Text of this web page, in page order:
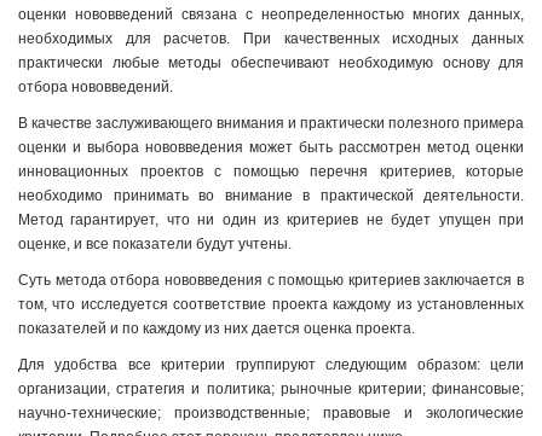
оценки нововведений связана с неопределенностью многих данных,
необходимых для расчетов. При качественных исходных данных
практически любые методы обеспечивают необходимую основу для
отбора нововведений.
В качестве заслуживающего внимания и практически полезного примера
оценки и выбора нововведения может быть рассмотрен метод оценки
инновационных проектов с помощью перечня критериев, которые
необходимо принимать во внимание в практической деятельности.
Метод гарантирует, что ни один из критериев не будет упущен при
оценке, и все показатели будут учтены.
Суть метода отбора нововведения с помощью критериев заключается в
том, что исследуется соответствие проекта каждому из установленных
показателей и по каждому из них дается оценка проекта.
Для удобства все критерии группируют следующим образом: цели
организации, стратегия и политика; рыночные критерии; финансовые;
научно-технические; производственные; правовые и экологические